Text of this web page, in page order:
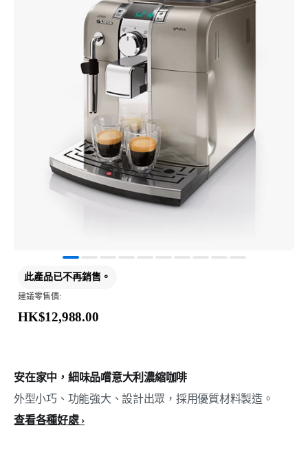
安在家中，細味品嚐意大利濃縮咖啡
外型小巧、功能強大、設計出眾，採用優質材料製造。
查看各種好處
此產品已不再銷售。
建議零售價:
HK$12,988.00